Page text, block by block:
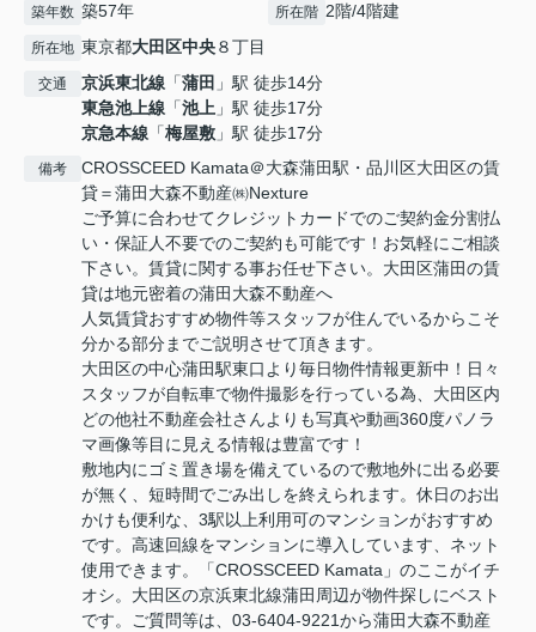
築年数 築57年 所在階 2階/4階建
所在地 東京都大田区中央８丁目
交通 京浜東北線 「蒲田 」駅 徒歩14分
東急池上線 「池上 」駅 徒歩17分
京急本線 「梅屋敷 」駅 徒歩17分
備考
CROSSCEED Kamata＠大森蒲田駅・品川区大田区の賃
貸＝蒲田大森不動産㈱Nexture
ご予算に合わせてクレジットカードでのご契約金分割払
い・保証人不要でのご契約も可能です！お気軽にご相談
下さい。賃貸に関する事お任せ下さい。大田区蒲田の賃
貸は地元密着の蒲田大森不動産へ
人気賃貸おすすめ物件等スタッフが住んでいるからこそ
分かる部分までご説明させて頂きます。
大田区の中心蒲田駅東口より毎日物件情報更新中！日々
スタッフが自転車で物件撮影を行っている為、大田区内
どの他社不動産会社さんよりも写真や動画360度パノラ
マ画像等目に見える情報は豊富です！
敷地内にゴミ置き場を備えているので敷地外に出る必要
が無く、短時間でごみ出しを終えられます。休日のお出
かけも便利な、3駅以上利用可のマンションがおすすめ
です。高速回線をマンションに導入しています、ネット
使用できます。「CROSSCEED Kamata」のここがイチ
オシ。大田区の京浜東北線蒲田周辺が物件探しにベスト
です。ご質問等は、03-6404-9221から蒲田大森不動産